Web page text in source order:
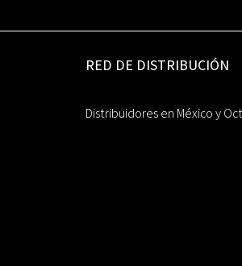
RED DE DISTRIBUCIÓN
Distribuidores en México y